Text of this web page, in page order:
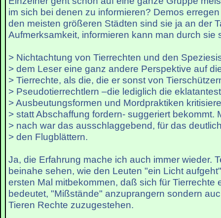
im sich bei denen zu informieren? Demos
den meisten größeren Städten sind sie ja an der
Aufmerksamkeit, informieren kann man durch sie
> Nichtachtung von Tierrechten und den
> dem Leser eine ganz andere Perspektive auf
> Tierrechte, als die, die er sonst von
> Pseudotierrechtlern –die lediglich die
> Ausbeutungsformen und Mordpraktiken
> statt Abschaffung fordern- suggeriert bekommt.
> nach war das ausschlaggebend, für das
> den Flugblättern.
Ja, die Erfahrung mache ich auch immer wieder.
beinahe sehen, wie den Leuten "ein Licht
ersten Mal mitbekommen, daß sich für Tierrechte
bedeutet, "Mißstände" anzuprangern sondern
Tieren Rechte zuzugestehen.